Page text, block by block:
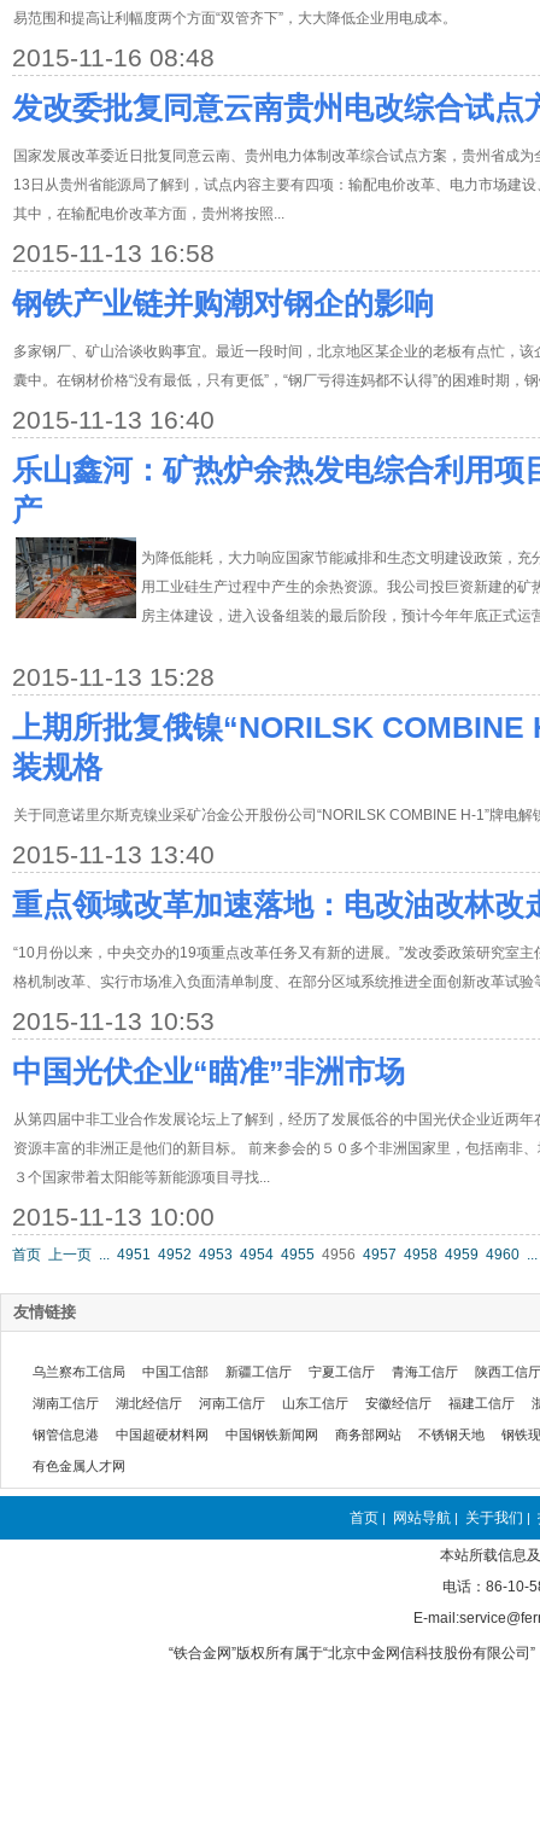
易范围和提高让利幅度两个方面“双管齐下”，大大降低企业用电成本。
2015-11-16 08:48
发改委批复同意云南贵州电改综合试点
国家发展改革委近日批复同意云南、贵州电力体制改革综合试点方案，贵州省成
13日从贵州省能源局了解到，试点内容主要有四项：输配电价改革、电力市场建
其中，在输配电价改革方面，贵州将按照...
2015-11-13 16:58
钢铁产业链并购潮对钢企的影响
多家钢厂、矿山洽谈收购事宜。最近一段时间，北京地区某企业的老板有点忙，
囊中。在钢材价格“没有最低，只有更低”，“钢厂亏得连妈都不认得”的困难时期，
2015-11-13 16:40
乐山鑫河：矿热炉余热发电综合利用项
产
为降低能耗，大力响应国家节能减排和生态文明建设政策，
用工业硅生产过程中产生的余热资源。我公司投巨资新建的
房主体建设，进入设备组装的最后阶段，预计今年年底正式运
2015-11-13 15:28
上期所批复俄镍“NORILSK COMBINE
装规格
关于同意诺里尔斯克镍业采矿冶金公开股份公司“NORILSK COMBINE H-1”牌电
2015-11-13 13:40
重点领域改革加速落地：电改油改林改
“10月份以来，中央交办的19项重点改革任务又有新的进展。”发改委政策研究室
格机制改革、实行市场准入负面清单制度、在部分区域系统推进全面创新改革试验
2015-11-13 10:53
中国光伏企业“瞄准”非洲市场
从第四届中非工业合作发展论坛上了解到，经历了发展低谷的中国光伏企业近两
资源丰富的非洲正是他们的新目标。 前来参会的５０多个非洲国家里，包括南非
３个国家带着太阳能等新能源项目寻找...
2015-11-13 10:00
首页 上一页 ... 4951 4952 4953 4954 4955 4956 4957 4958 4959 4960 ...
友情链接
乌兰察布工信局 中国工信部 新疆工信厅 宁夏工信厅 青海工信厅 陕西工信厅
湖南工信厅 湖北经信厅 河南工信厅 山东工信厅 安徽经信厅 福建工信厅
钢管信息港 中国超硬材料网 中国钢铁新闻网 商务部网站 不锈钢天地 钢铁
有色金属人才网
首页 | 网站导航 | 关于我们 |
本站所载信息
电话：86-10-
E-
“铁合金网”版权所有属于“北京中金网信科技股份有限公司